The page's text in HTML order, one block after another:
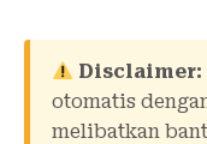
Disclaimer:
otomatis
melibatkan